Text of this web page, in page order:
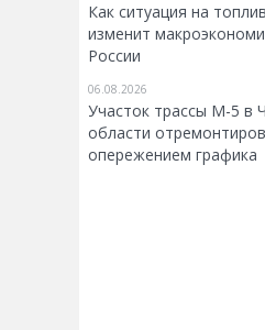
Как ситуация на
изменит
России
06.08.2026
Участок трассы М-5 в
области
опережением графика